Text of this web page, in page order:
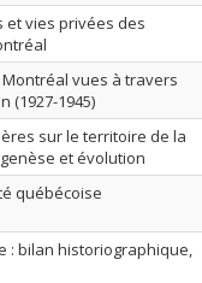
et vies privées des
vues à travers
(1927-1945)
sur le territoire de la
et évolution
québécoise
: bilan historiographique,